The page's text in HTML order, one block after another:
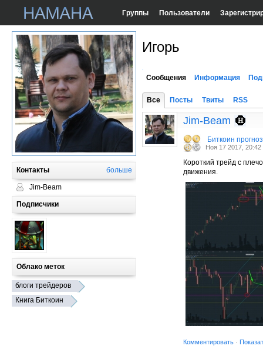
Группы Пользователи
Контакты больше
Jim-Beam
Подписчики
Облако меток
блоги трейдеров
Книга Биткоин
Игорь
Сообщения Информация
Все Посты Твиты RSS
Jim-Beam
Биткоин
Ноя 17 2017, 20:42
Короткий трейд с
движения.
Комментировать ·